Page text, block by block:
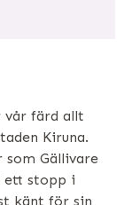
vår färd allt
Kiruna.
som Gällivare
ett stopp i
känt för sin